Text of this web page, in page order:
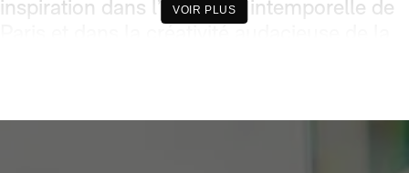
inspiration dans l’élégance intemporelle de
Paris et dans la créativité audacieuse de la
VOIR PLUS